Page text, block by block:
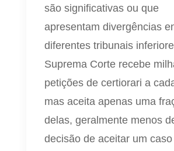
são significativas ou que
apresentam divergências
diferentes tribunais
Suprema Corte recebe
petições de certiorari a
mas aceita apenas uma
delas, geralmente menos
decisão de aceitar um